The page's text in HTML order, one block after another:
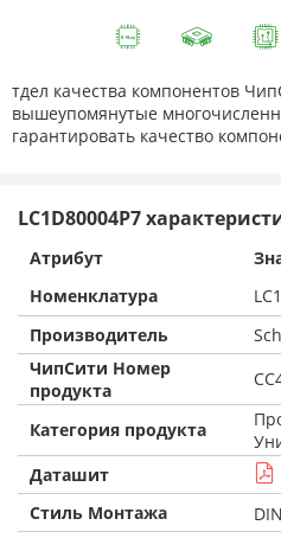
тдел качества компонентов
вышеупомянутые
гарантировать качество
LC1D80004P7
Атрибут
Номенклатура
Производитель
ЧипСити Номер
продукта
Категория продукта
Даташит
Стиль Монтажа